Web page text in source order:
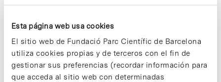
Esta página web usa cookies
El sitio web de Fundació Parc Científic de Barcelona
utiliza cookies propias y de terceros con el fin de
gestionar sus preferencias (recordar información para
que acceda al sitio web con determinadas